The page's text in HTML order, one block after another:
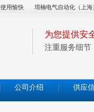
用愉快 堉楠电气自动化（上海
为您提供安
注重服务细节
公司介绍 供应